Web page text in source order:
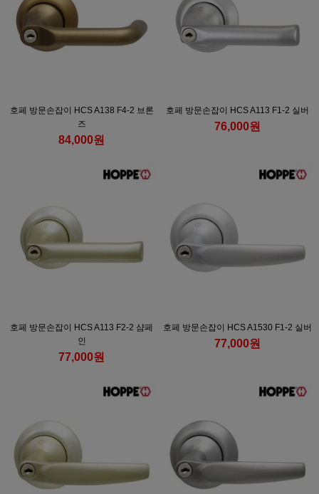
호페 방문손잡이 HCS A138 F4-2 브론
즈
84,000원
호페 방문손잡이 HCS A113 F1-2 실버
76,000원
호페 방문손잡이 HCS A113 F2-2 샴페
인
77,000원
호페 방문손잡이 HCS A1530 F1-2 실버
77,000원